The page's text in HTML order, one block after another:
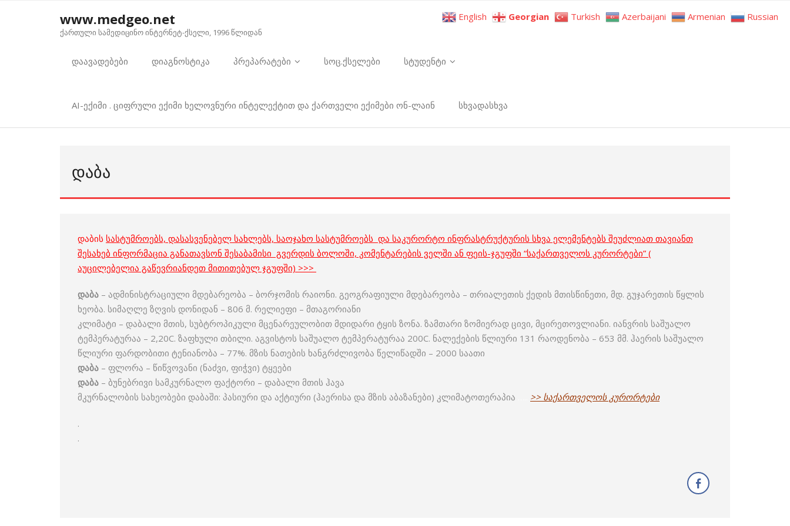
www.medgeo.net
ქართული სამედიცინო ინტერნეტ-ქსელი, 1996 წლიდან
დაავადებები დიაგნოსტიკა პრეპარატები სოც.ქსელები სტუდენტი
AI-ექიმი . ციფრული ექიმი ხელოვნური ინტელექტით და ქართველი ექიმები ონ-ლაინ სხვადასხვა
ᲓᲐᲑᲐ
დაბის სასტუმროებს, დასასვენებელ სახლებს, საოჯახო სასტუმროებს და საკურორტო ინფრასტრუქტურის სხვა ელემენტებს შეუძლიათ თავიანთ
შესახებ ინფორმაცია განათავსონ შესაბამისი გვერდის ბოლოში, კომენტარების ველში ან ფეის-ჯგუფში “საქართველოს კურორტები” (
აუცილებელია გაწევრიანდეთ მითითებულ ჯგუფში) >>>
დაბა – ადმინისტრაციული მდებარეობა – ბორჯომის რაიონი. გეოგრაფიული მდებარეობა – თრიალეთის ქედის მთისწინეთი, მდ. გუჯარეთის წყლის
ხეობა. სიმაღლე ზღვის დონიდან – 806 მ. რელიეფი – მთაგორიანი
კლიმატი – დაბალი მთის, სუბტროპიკული მცენარეულობით მდიდარი ტყის ზონა. ზამთარი ზომიერად ცივი, მცირეთოვლიანი. იანვრის საშუალო
ტემპერატურაა – 2,20C. ზაფხული თბილი. აგვისტოს საშუალო ტემპერატურაა 200C. ნალექების წლიური 131 რაოდენობა – 653 მმ. ჰაერის საშუალო
წლიური ფარდობითი ტენიანობა – 77%. მზის ნათების ხანგრძლივობა წელიწადში – 2000 საათი
დაბა – ფლორა – წიწვოვანი (ნაძვი, ფიჭვი) ტყეები
დაბა – ბუნებრივი სამკურნალო ფაქტორი – დაბალი მთის ჰავა
მკურნალობის სახეობები დაბაში: პასიური და აქტიური (ჰაერისა და მზის აბაზანები) კლიმატოთერაპია
>> საქართველოს კურორტები
.
.
English Georgian Turkish Azerbaijani Armenian Russian